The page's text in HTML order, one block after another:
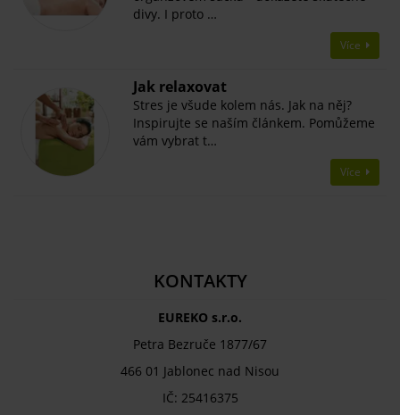
divy. I proto …
Více
Jak relaxovat
Stres je všude kolem nás. Jak na něj?
Inspirujte se naším článkem. Pomůžeme
vám vybrat t…
Více
KONTAKTY
EUREKO s.r.o.
Petra Bezruče 1877/67
466 01 Jablonec nad Nisou
IČ: 25416375